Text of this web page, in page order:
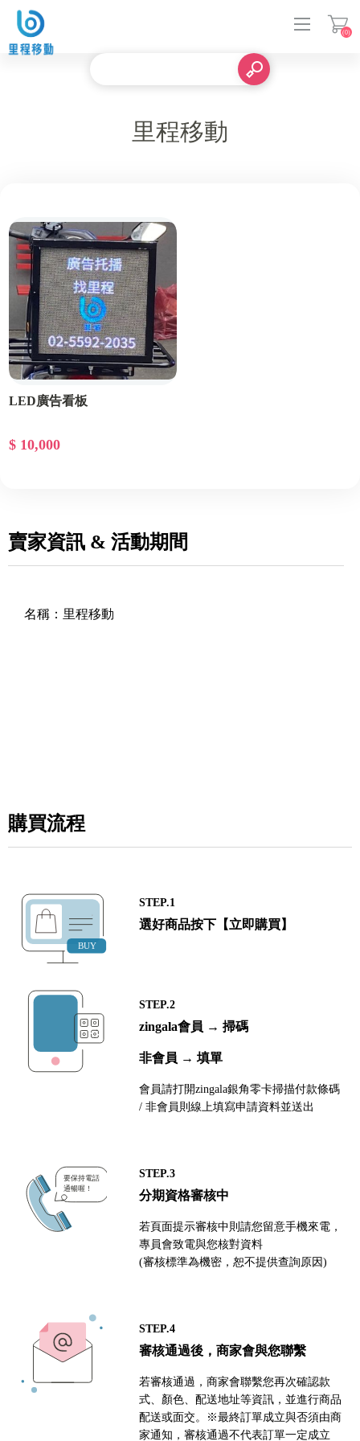
(0)
里程移動
LED廣告看板
$ 10,000
賣家資訊 & 活動期間
名稱： 里程移動
購買流程
STEP.1
選好商品按下【立即購買】
STEP.2
zingala會員 → 掃碼
非會員 → 填單
會員請打開zingala銀角零卡掃描付款條碼
/ 非會員則線上填寫申請資料並送出
STEP.3
分期資格審核中
若頁面提示審核中則請您留意手機來電，
專員會致電與您核對資料
(審核標準為機密，恕不提供查詢原因)
STEP.4
審核通過後，商家會與您聯繫
若審核通過，商家會聯繫您再次確認款
式、顏色、配送地址等資訊，並進行商品
配送或面交。※最終訂單成立與否須由商
家通知，審核通過不代表訂單一定成立